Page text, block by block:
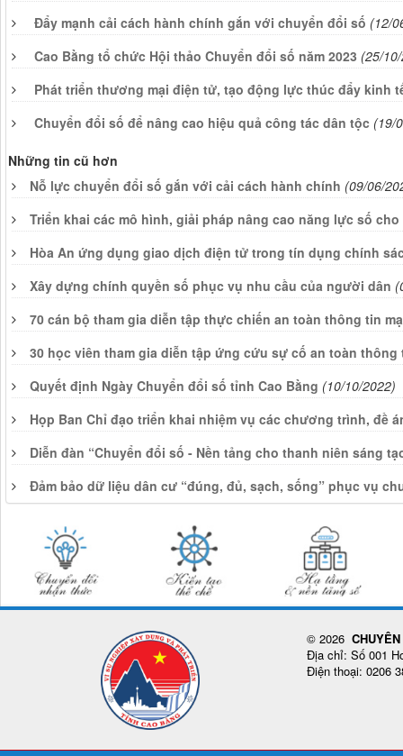
Đẩy mạnh cải cách hành chính gắn với chuyển đổi số (12/
Cao Bằng tổ chức Hội thảo Chuyển đổi số năm 2023 (25/
Phát triển thương mại điện tử, tạo động lực thúc đẩy kinh
Chuyển đổi số để nâng cao hiệu quả công tác dân tộc (19/
Những tin cũ hơn
Nỗ lực chuyển đổi số gắn với cải cách hành chính (09/06/
Triển khai các mô hình, giải pháp nâng cao năng lực số
Hòa An ứng dụng giao dịch điện tử trong tín dụng chính
Xây dựng chính quyền số phục vụ nhu cầu của người dân
70 cán bộ tham gia diễn tập thực chiến an toàn thông tin
30 học viên tham gia diễn tập ứng cứu sự cố an toàn thông
Quyết định Ngày Chuyển đổi số tỉnh Cao Bằng (10/10/2022)
Họp Ban Chỉ đạo triển khai nhiệm vụ các chương trình, đề
Diễn đàn “Chuyển đổi số - Nền tảng cho thanh niên sáng
Đảm bảo dữ liệu dân cư “đúng, đủ, sạch, sống” phục vụ
© 2026
Địa chỉ: Số 001
Điện thoại: 0206